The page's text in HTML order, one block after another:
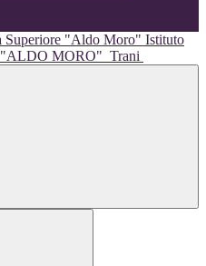
Istituto
"ALDO MORO" Trani